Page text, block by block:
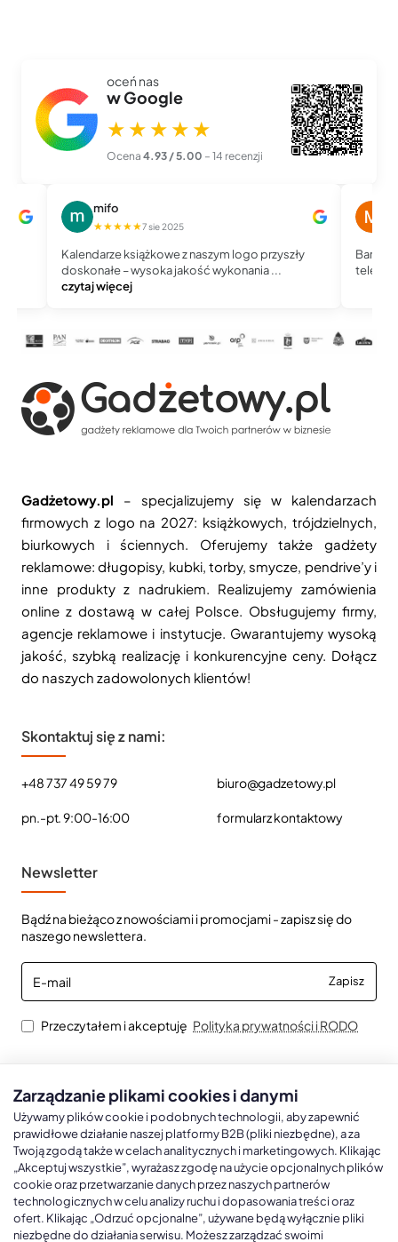
oceń nas
w Google
★★★★★
Ocena 4.93 / 5.00 – 14 recenzji
mifo
★★★★★7 sie 2025
Kalendarze książkowe z naszym logo przyszły
doskonałe – wysoka jakość wykonania ...
czytaj więcej
Bardzo
Gadżetowy.pl – specjalizujemy się w kalendarzach
firmowych z logo na 2027: książkowych, trójdzielnych,
biurkowych i ściennych. Oferujemy także gadżety
reklamowe: długopisy, kubki, torby, smycze, pendrive’y i
inne produkty z nadrukiem. Realizujemy zamówienia
online z dostawą w całej Polsce. Obsługujemy firmy,
agencje reklamowe i instytucje. Gwarantujemy wysoką
jakość, szybką realizację i konkurencyjne ceny. Dołącz
do naszych zadowolonych klientów!
Skontaktuj się z nami:
+48 737 49 59 79
pn.-pt. 9:00-16:00
biuro@gadzetowy.pl
formularz kontaktowy
Newsletter
Bądź na bieżąco z nowościami i promocjami - zapisz się do
naszego newslettera.
E-
mail
Zapisz
Przeczytałem i akceptuję Polityka prywatności i RODO
Kalendarze książkowe A5
Kalendarze książkowe A4
Kalendarze książkowe B5
Kalendarze Ścienne
Kalendarze trójdzielne
Kalendarze jednodzielne
Kalendarze czterodzielne
Zarządzanie plikami cookies i danymi
Używamy plików cookie i podobnych technologii, aby zapewnić
prawidłowe działanie naszej platformy B2B (pliki niezbędne), a za
Twoją zgodą także w celach analitycznych i marketingowych. Klikając
„Akceptuj wszystkie”, wyrażasz zgodę na użycie opcjonalnych plików
cookie oraz przetwarzanie danych przez naszych partnerów
technologicznych w celu analizy ruchu i dopasowania treści oraz
ofert. Klikając „Odrzuć opcjonalne”, używane będą wyłącznie pliki
niezbędne do działania serwisu. Możesz zarządzać swoimi